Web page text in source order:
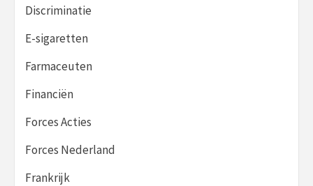
Discriminatie
E-sigaretten
Farmaceuten
Financiën
Forces Acties
Forces Nederland
Frankrijk